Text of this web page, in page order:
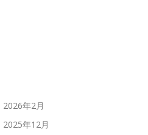
2026年2月
2025年12月